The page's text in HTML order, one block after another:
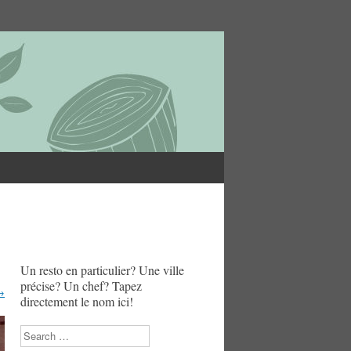
Un resto en particulier? Une ville
précise? Un chef? Tapez
directement le nom ici!
Search